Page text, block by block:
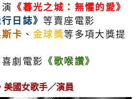
《暮光之城：無懼的愛》
日誌》 等賣座電影
卡 、金球獎等多項大獎提
劇電影 《歌喉讚》
美國女歌手／演員